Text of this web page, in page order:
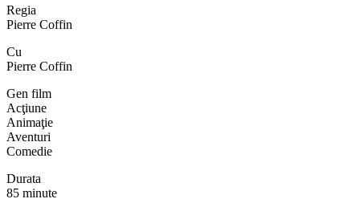
Regia
Pierre Coffin
Cu
Pierre Coffin
Gen film
Acţiune
Animaţie
Aventuri
Comedie
Durata
85 minute